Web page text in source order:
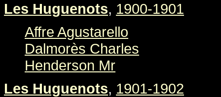
Les Huguenots, 1900-1901
Affre Agustarello
Dalmorès Charles
Henderson Mr
Les Huguenots, 1901-1902